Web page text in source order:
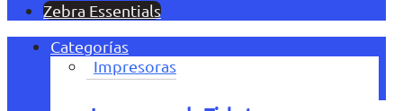
Zebra Essentials
Categorías
Impresoras